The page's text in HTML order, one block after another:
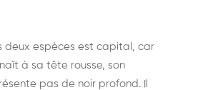
deux espèces est capital, car
à sa tête rousse, son
pas de noir profond. Il